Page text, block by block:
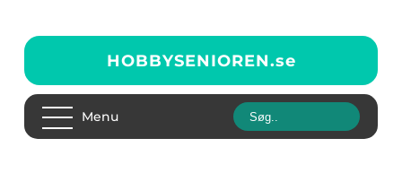
HOBBYSENIOREN.se
Menu